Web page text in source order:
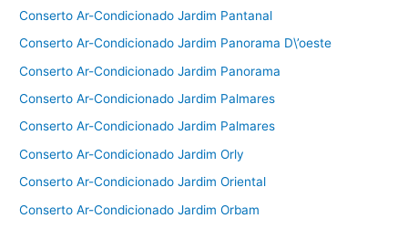
Conserto Ar-Condicionado Jardim Pantanal
Conserto Ar-Condicionado Jardim Panorama D\’oeste
Conserto Ar-Condicionado Jardim Panorama
Conserto Ar-Condicionado Jardim Palmares
Conserto Ar-Condicionado Jardim Palmares
Conserto Ar-Condicionado Jardim Orly
Conserto Ar-Condicionado Jardim Oriental
Conserto Ar-Condicionado Jardim Orbam